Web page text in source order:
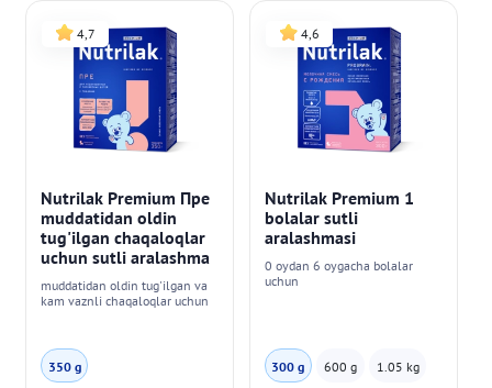
4,7
Nutrilak Premium Пре
muddatidan oldin
tug'ilgan chaqaloqlar
uchun sutli aralashma
muddatidan oldin tug'ilgan va
kam vaznli chaqaloqlar uchun
350 g
4,6
Nutrilak Premium 1
bolalar sutli
aralashmasi
0 oydan 6 oygacha bolalar
uchun
300 g 600 g 1.05 kg